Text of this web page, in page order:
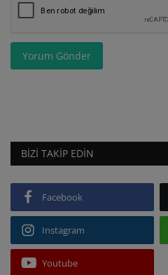
Yorum Gönder
BIZI TAKIP EDIN
Facebook
Instagram
Youtube